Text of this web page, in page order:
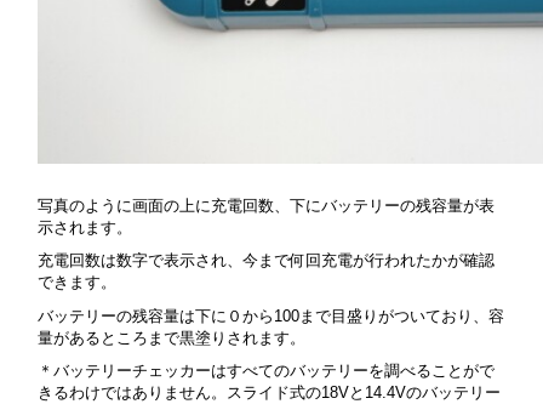
写真のように画面の上に充電回数、下にバッテリーの残容量が表
示されます。
充電回数は数字で表示され、今まで何回充電が行われたかが確認
できます。
バッテリーの残容量は下に０から100まで目盛りがついており、容
量があるところまで黒塗りされます。
＊バッテリーチェッカーはすべてのバッテリーを調べることがで
きるわけではありません。スライド式の18Vと14.4Vのバッテリー